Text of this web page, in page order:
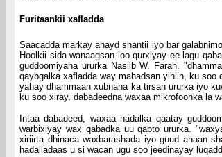
Furitaankii xafladda
Saacadda markay ahayd shantii iyo bar
Hoolkii sida wanaagsan loo qurxiyay ee lagu
guddoomiyaha ururka Nasiib W. Farah.
qaybgalka xafladda way mahadsan yihiin, ku soo
yahay dhammaan xubnaha ka tirsan ururka iyo
ku soo xiray, dabadeedna waxaa mikrofoonka la
Intaa dabadeed, waxaa hadalka qaatay
warbixiyay wax qabadka uu qabto ururka.
xiriirta dhinaca waxbarashada iyo guud ahaan
hadalladaas u si wacan ugu soo jeedinayay